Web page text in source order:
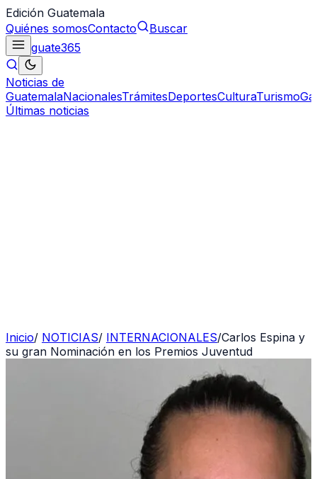
Edición Guatemala
Quiénes somosContacto
Buscar
guate365
Noticias de
GuatemalaNacionalesTrámitesDeportesCulturaTurismo
Últimas noticias
Inicio/ NOTICIAS/ INTERNACIONALES/Carlos Espina y
su gran Nominación en los Premios Juventud